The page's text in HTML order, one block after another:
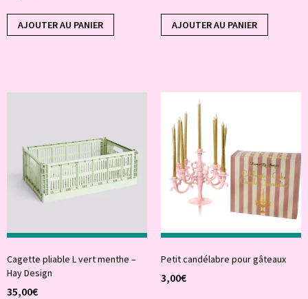
AJOUTER AU PANIER AJOUTER AU PANIER
Cagette pliable L vert menthe –
Hay Design
35,00€
Petit candélabre pour gâteaux
3,00€